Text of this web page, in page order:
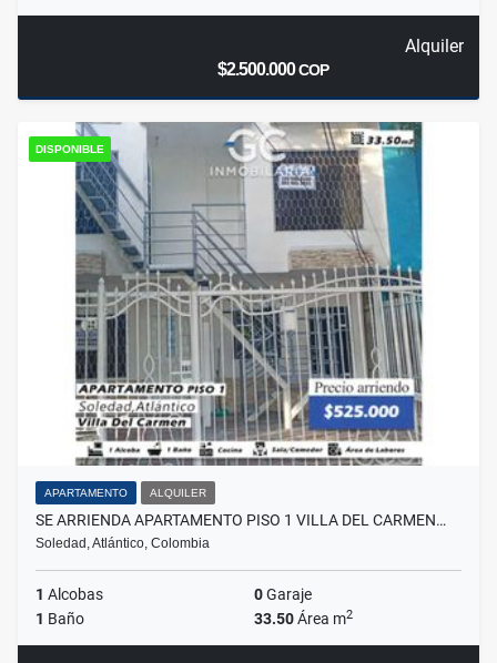
Alquiler
$2.500.000COP
DISPONIBLE
APARTAMENTO ALQUILER
SE ARRIENDA APARTAMENTO PISO 1 VILLA DEL CARMEN…
Soledad, Atlántico, Colombia
1 Alcobas 0Garaje
1 Baño 33.50Área m2